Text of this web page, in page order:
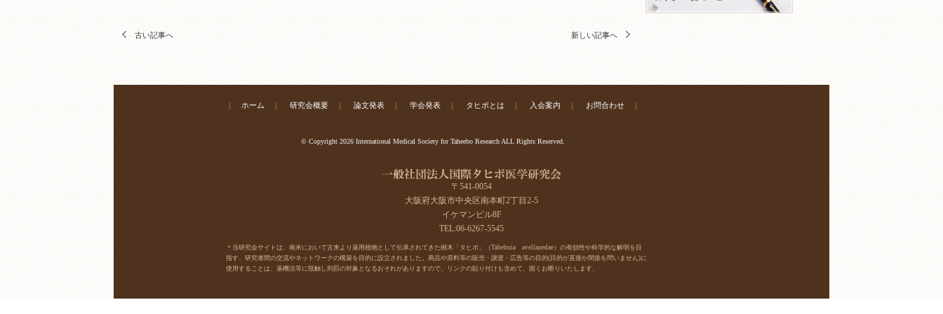
古い記事へ 新しい記事へ
｜ ホーム ｜ 研究会概要 ｜ 論文発表 ｜ 学会発表 ｜ タヒボとは ｜ 入会案内 ｜ お問合わせ ｜
© Copyright 2026 International Medical Society for Taheebo Research ALL Rights Reserved.
〒541-0054
大阪府大阪市中央区南本町2丁目2-5
イケマンビル8F
TEL:06-6267-5545
＊当研究会サイトは、南米において古来より薬用植物として伝承されてきた樹木「タヒボ」（Tabebuia avellanedae）の有効性や科学的な解明を目
指す、研究者間の交流やネットワークの構築を目的に設立されました。商品や原料等の販売・譲渡・広告等の目的(目的が直接か間接を問いません)に
使用することは、薬機法等に抵触し刑罰の対象となるおそれがありますので、リンクの貼り付けも含めて、固くお断りいたします。